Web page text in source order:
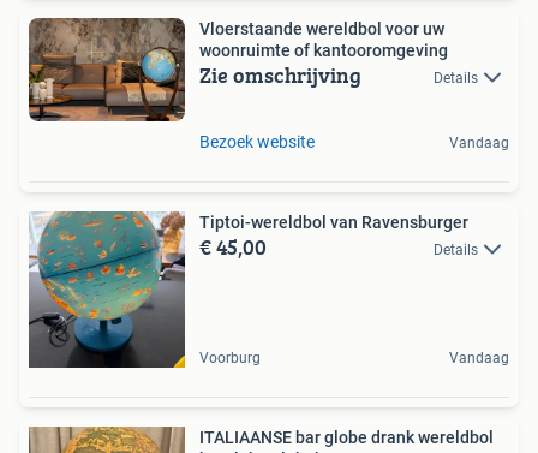
Vloerstaande wereldbol voor uw
woonruimte of kantooromgeving
Zie omschrijving Details
Bezoek website Vandaag
Tiptoi-wereldbol van Ravensburger
€ 45,00 Details
Voorburg Vandaag
ITALIAANSE bar globe drank wereldbol